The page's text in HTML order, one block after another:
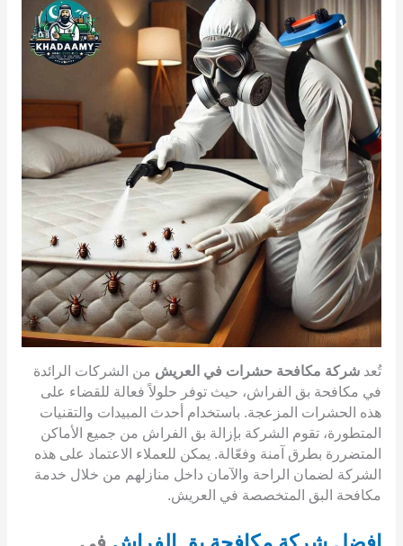
تُعد شركة مكافحة حشرات في العريش من الشركات الرائدة
في مكافحة بق الفراش، حيث توفر حلولاً فعالة للقضاء على
هذه الحشرات المزعجة. باستخدام أحدث المبيدات والتقنيات
المتطورة، تقوم الشركة بإزالة بق الفراش من جميع الأماكن
المتضررة بطرق آمنة وفعّالة. يمكن للعملاء الاعتماد على هذه
الشركة لضمان الراحة والآمان داخل منازلهم من خلال خدمة
مكافحة البق المتخصصة في العريش.